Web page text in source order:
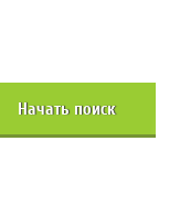
Начать поиск